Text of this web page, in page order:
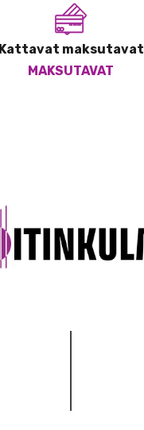
Kattavat maksutavat
MAKSUTAVAT